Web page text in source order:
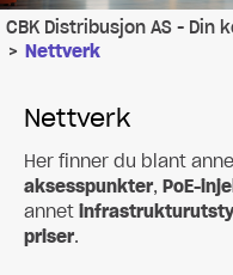
CBK Distribusjon AS -
>Nettverk
Nettverk
Her finner du blant
aksesspunkter, PoE-
annet
priser.